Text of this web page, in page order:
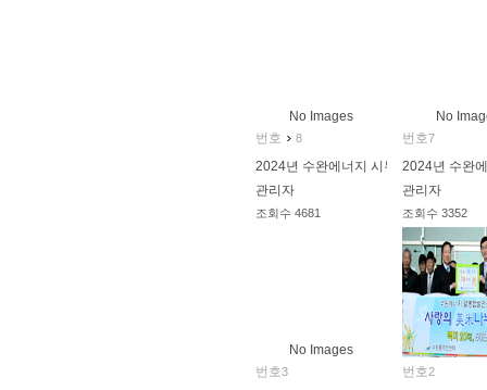
No Images
번호
8
2024년 수완에너지 시무식
관리자
조회수 4681
No
번호7
2024년 수완
관리자
조회수 3352
2025.01.02
No Images
번호3 번호2